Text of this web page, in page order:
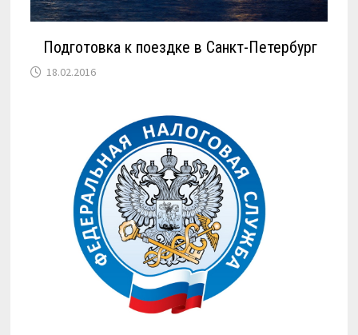
Подготовка к поездке в Санкт-Петербург
18.02.2016